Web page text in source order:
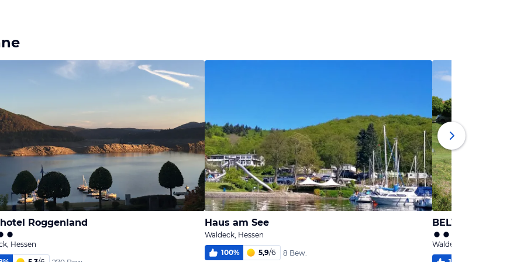
Roggenland
Hessen
Haus am See
Waldeck, Hessen
100% 5,9/6 8 Bew.
Waldeck, Hessen